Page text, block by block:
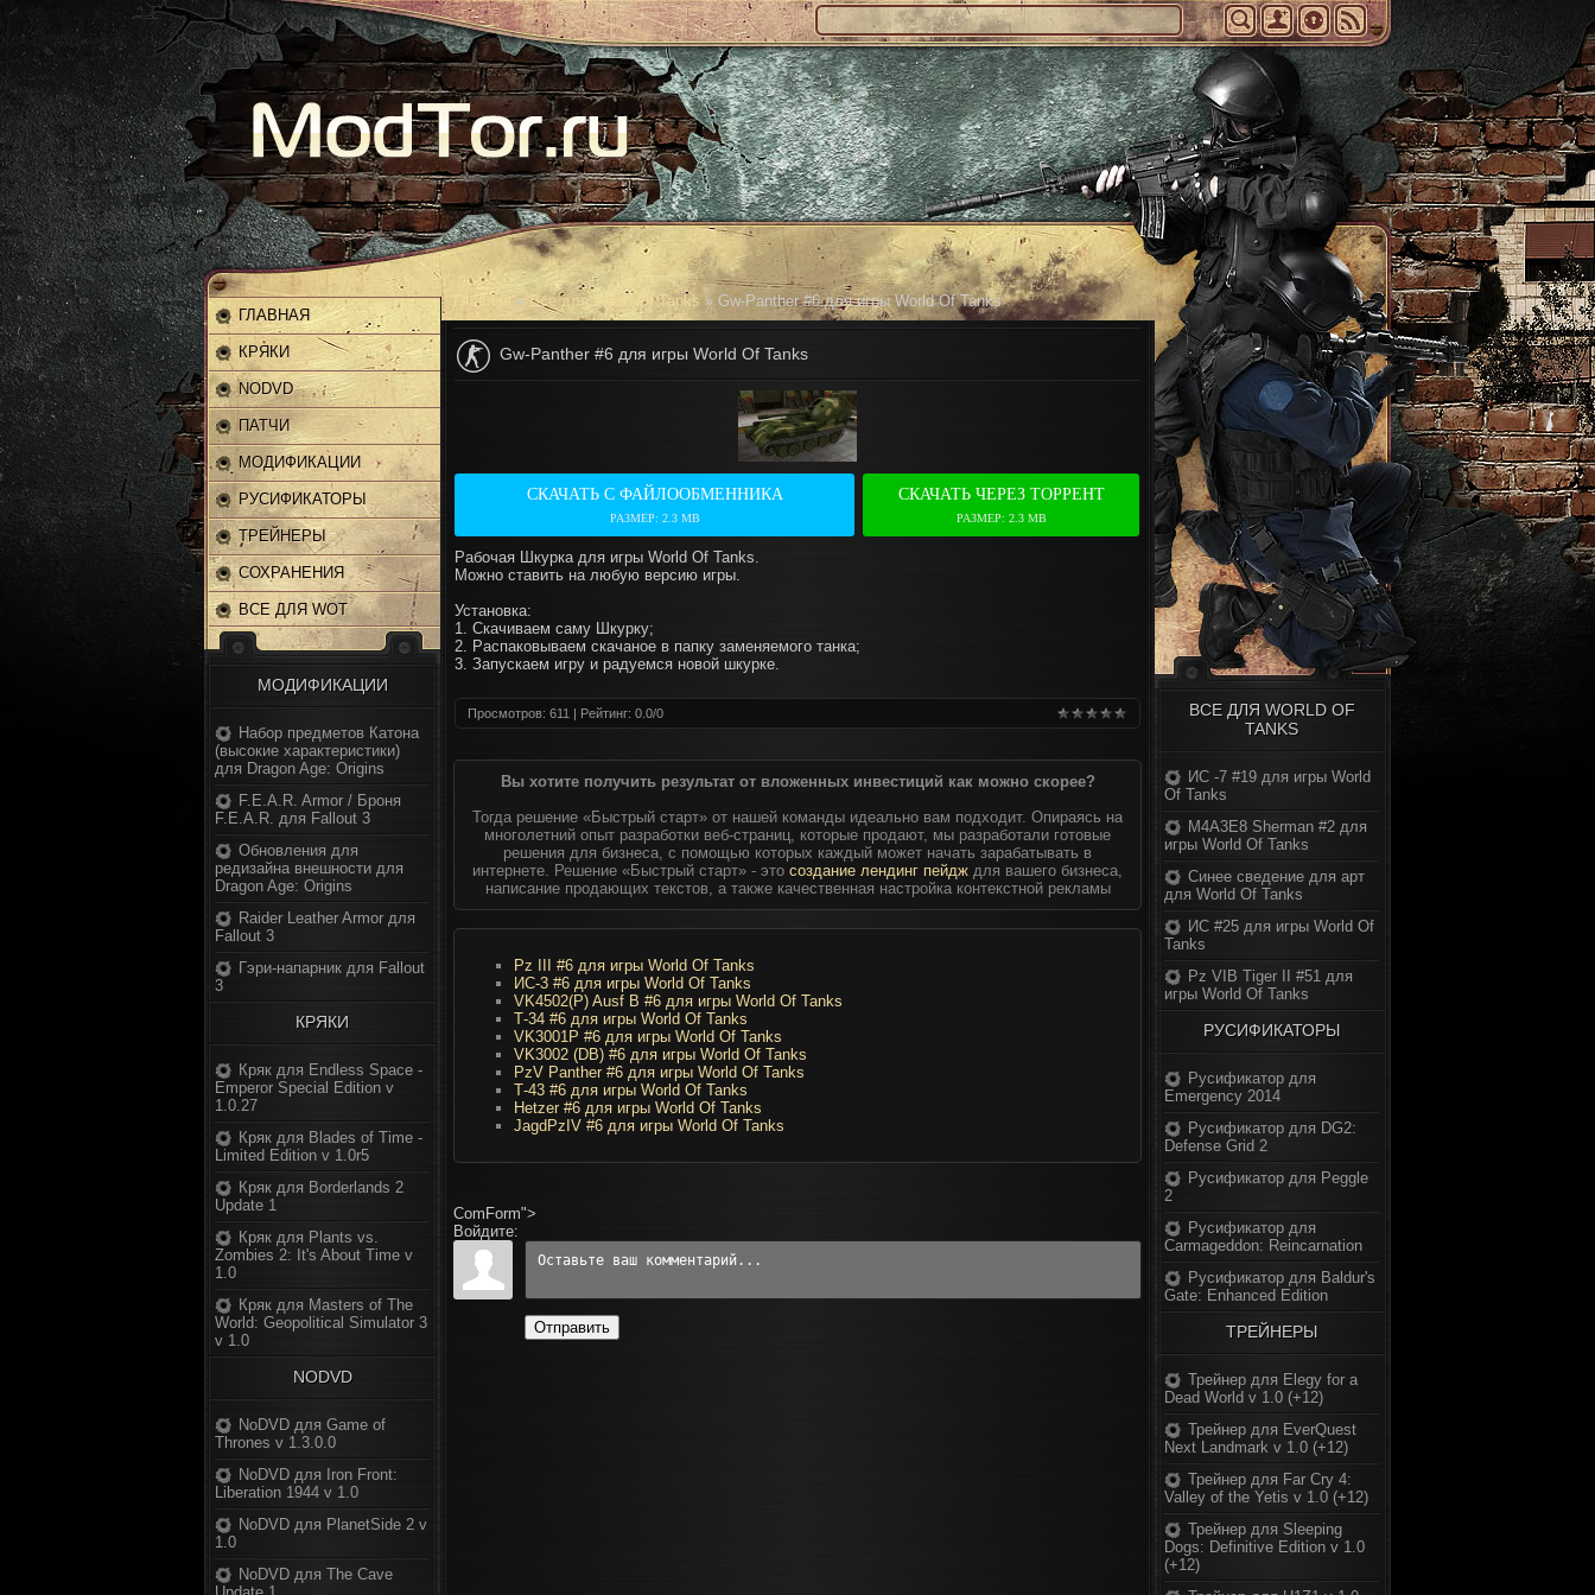
ГЛАВНАЯ
КРЯКИ
NODVD
ПАТЧИ
МОДИФИКАЦИИ
РУСИФИКАТОРЫ
ТРЕЙНЕРЫ
СОХРАНЕНИЯ
ВСЕ ДЛЯ WOT
МОДИФИКАЦИИ
Набор предметов Катона
(высокие характеристики)
для Dragon Age: Origins
F.E.A.R. Armor / Броня
F.E.A.R. для Fallout 3
Обновления для
редизайна внешности для
Dragon Age: Origins
Raider Leather Armor для
Fallout 3
Гэри-напарник для Fallout
3
КРЯКИ
Кряк для Endless Space -
Emperor Special Edition v
1.0.27
Кряк для Blades of Time -
Limited Edition v 1.0r5
Кряк для Borderlands 2
Update 1
Кряк для Plants vs.
Zombies 2: It's About Time v
1.0
Кряк для Masters of The
World: Geopolitical Simulator 3
v 1.0
NODVD
NoDVD для Game of
Thrones v 1.3.0.0
NoDVD для Iron Front:
Liberation 1944 v 1.0
NoDVD для PlanetSide 2 v
1.0
NoDVD для The Cave
Главная» Все для World Of Tanks » Gw-Panther #6 для игры World Of Tanks
Gw-Panther #6 для игры World Of Tanks
СКАЧАТЬ С ФАЙЛООБМЕННИКА
РАЗМЕР: 2.3 MB
СКАЧАТЬ ЧЕРЕЗ ТОРРЕНТ
РАЗМЕР: 2.3 MB
Рабочая Шкурка для игры World Of Tanks.
Можно ставить на любую версию игры.
Установка:
1. Скачиваем саму Шкурку;
2. Распаковываем скачаное в папку заменяемого танка;
3. Запускаем игру и радуемся новой шкурке.
Просмотров: 611 | Рейтинг: 0.0/0
Вы хотите получить результат от вложенных инвестиций как можно скорее?
Тогда решение «Быстрый старт» от нашей команды идеально вам подходит. Опираясь на
многолетний опыт разработки веб-страниц, которые продают, мы разработали готовые
решения для бизнеса, с помощью которых каждый может начать зарабатывать в
интернете. Решение «Быстрый старт» - это создание лендинг пейдж для вашего бизнеса,
написание продающих текстов, а также качественная настройка контекстной рекламы
Pz III #6 для игры World Of Tanks
ИС-3 #6 для игры World Of Tanks
VK4502(P) Ausf B #6 для игры World Of Tanks
Т-34 #6 для игры World Of Tanks
VK3001P #6 для игры World Of Tanks
VK3002 (DB) #6 для игры World Of Tanks
PzV Panther #6 для игры World Of Tanks
Т-43 #6 для игры World Of Tanks
Hetzer #6 для игры World Of Tanks
JagdPzIV #6 для игры World Of Tanks
ComForm">
Войдите:
Отправить
ВСЕ ДЛЯ WORLD OF
TANKS
ИС -7 #19 для игры World
Of Tanks
M4A3E8 Sherman #2 для
игры World Of Tanks
Синее сведение для арт
для World Of Tanks
ИС #25 для игры World Of
Tanks
Pz VIB Tiger II #51 для
игры World Of Tanks
РУСИФИКАТОРЫ
Русификатор для
Emergency 2014
Русификатор для DG2:
Defense Grid 2
Русификатор для Peggle
2
Русификатор для
Carmageddon: Reincarnation
Русификатор для Baldur's
Gate: Enhanced Edition
ТРЕЙНЕРЫ
Трейнер для Elegy for a
Dead World v 1.0 (+12)
Трейнер для EverQuest
Next Landmark v 1.0 (+12)
Трейнер для Far Cry 4:
Valley of the Yetis v 1.0 (+12)
Трейнер для Sleeping
Dogs: Definitive Edition v 1.0
(+12)